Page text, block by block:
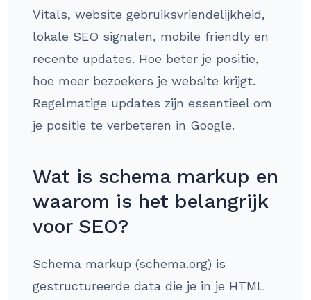
Vitals, website gebruiksvriendelijkheid,
lokale SEO signalen, mobile friendly en
recente updates. Hoe beter je positie,
hoe meer bezoekers je website krijgt.
Regelmatige updates zijn essentieel om
je positie te verbeteren in Google.
Wat is schema markup en
waarom is het belangrijk
voor SEO?
Schema markup (schema.org) is
gestructureerde data die je in je HTML